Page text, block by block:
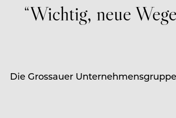
“Wichtig, neue
Die Grossauer